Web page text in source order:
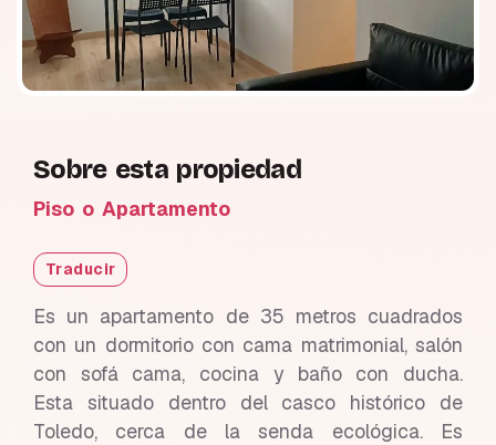
Sobre esta propiedad
Piso o Apartamento
Traducir
Es un apartamento de 35 metros cuadrados
con un dormitorio con cama matrimonial, salón
con sofá cama, cocina y baño con ducha.
Esta situado dentro del casco histórico de
Toledo, cerca de la senda ecológica. Es